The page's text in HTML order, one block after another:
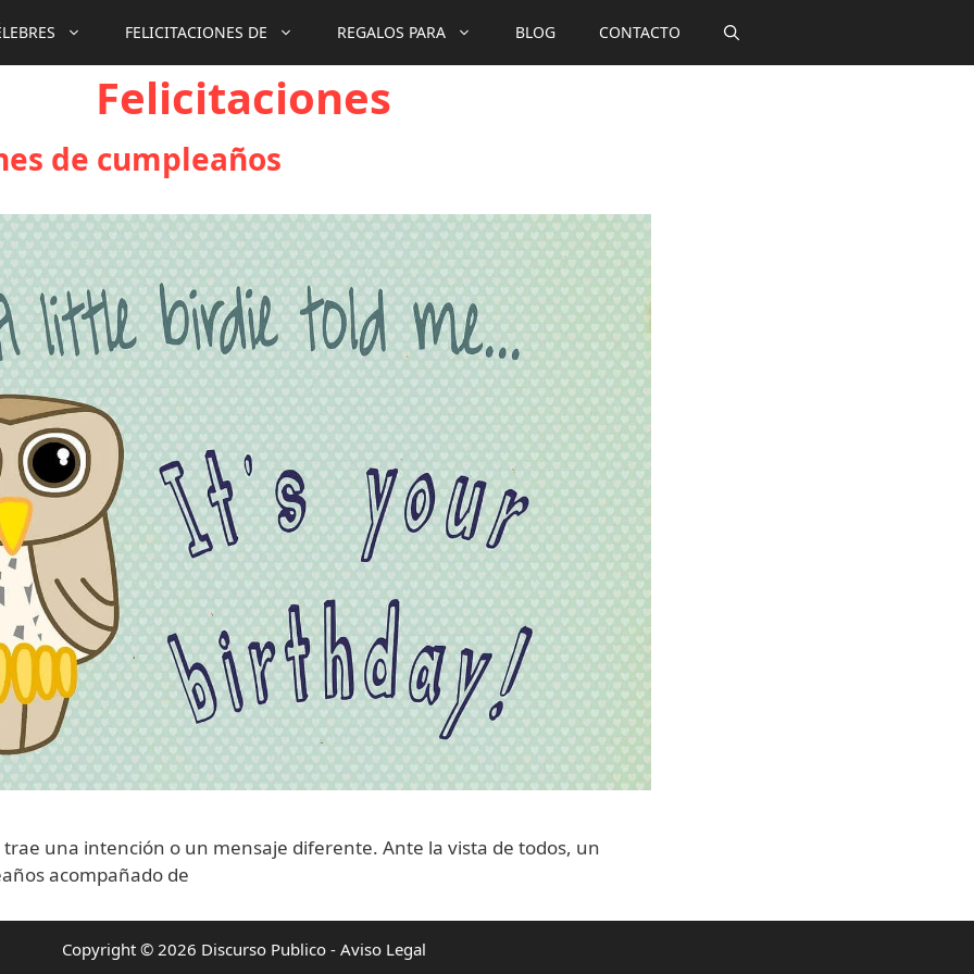
FELICITACIONES DE REGALOS PARA BLOG CONTACTO
Felicitaciones
de cumpleaños
trae una intención o un mensaje diferente. Ante la vista de todos, un
acompañado de
Copyright © 2026 Discurso Publico - Aviso Legal